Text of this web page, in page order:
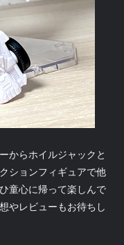
からホイルジャックと
ションフィギュアで他
童心に帰って楽しんで
やレビューもお待ちし